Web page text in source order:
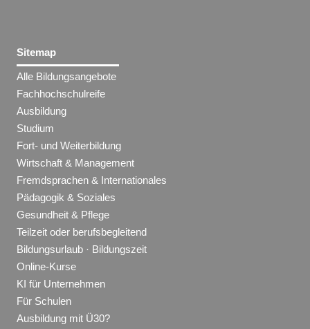
Sitemap
Alle Bildungsangebote
Fachhochschulreife
Ausbildung
Studium
Fort- und Weiterbildung
Wirtschaft & Management
Fremdsprachen & Internationales
Pädagogik & Soziales
Gesundheit & Pflege
Teilzeit oder berufsbegleitend
Bildungsurlaub · Bildungszeit
Online-Kurse
KI für Unternehmen
Für Schulen
Ausbildung mit Ü30?